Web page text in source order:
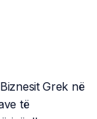
Grek në
të